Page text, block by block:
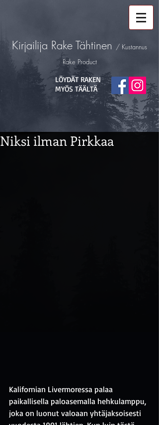
Kirjailija Rake Tähtinen / Kustannus
Rake Product
LÖYDÄT RAKEN
MYÖS TÄÄLTÄ
Niksi ilman Pirkkaa
Kalifornian Livermoressa palaa
paikallisella paloasemalla hehkulamppu,
joka on luonut valoaan yhtäjaksoisesti